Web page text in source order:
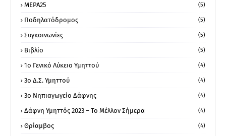
ΜΕΡΑ25 (5)
Ποδηλατόδρομος (5)
Συγκοινωνίες (5)
Βιβλίο (5)
1ο Γενικό Λύκειο Υμηττού (4)
3ο Δ.Σ. Υμηττού (4)
3ο Νηπιαγωγείο Δάφνης (4)
Δάφνη Υμηττός 2023 – Το Μέλλον Σήμερα (4)
Θρίαμβος (4)